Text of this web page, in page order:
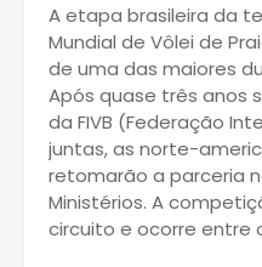
A etapa brasileira da
Mundial de Vôlei de
de uma das maiores
Após quase três anos
da FIVB (Federação
juntas, as norte-
retomarão a parceria
Ministérios. A
circuito e ocorre entre